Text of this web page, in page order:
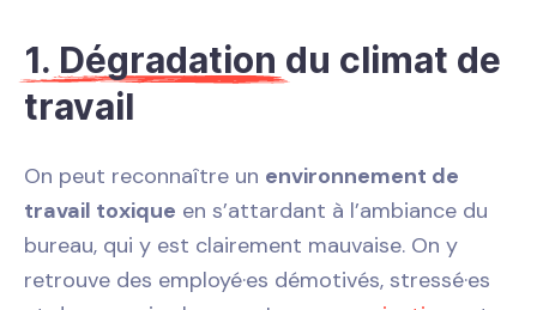
1. Dégradation du climat de
travail
On peut reconnaître un environnement de
travail toxique en s’attardant à l’ambiance du
bureau, qui y est clairement mauvaise. On y
retrouve des employé·es démotivés, stressé·es